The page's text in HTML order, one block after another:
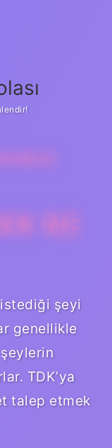
NE
şeyi
genellikle
TDK’ya
talep etmek